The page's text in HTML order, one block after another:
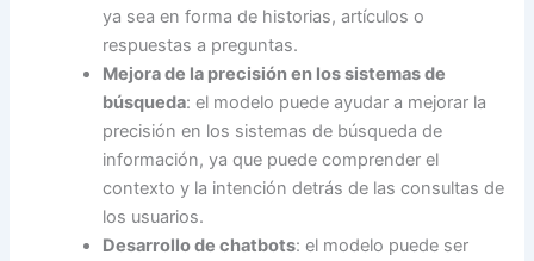
ya sea en forma de historias, artículos o
respuestas a preguntas.
Mejora de la precisión en los sistemas de
búsqueda: el modelo puede ayudar a mejorar la
precisión en los sistemas de búsqueda de
información, ya que puede comprender el
contexto y la intención detrás de las consultas de
los usuarios.
Desarrollo de chatbots: el modelo puede ser